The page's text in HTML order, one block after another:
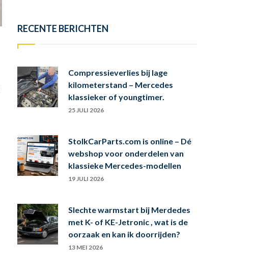
RECENTE BERICHTEN
Compressieverlies bij lage
kilometerstand – Mercedes
klassieker of youngtimer.
25 JULI 2026
StolkCarParts.com is online – Dé
webshop voor onderdelen van
klassieke Mercedes-modellen
19 JULI 2026
Slechte warmstart bij Merdedes
met K- of KE-Jetronic , wat is de
oorzaak en kan ik doorrijden?
13 MEI 2026